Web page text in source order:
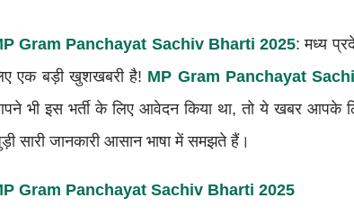
Gram Panchayat Sachiv Bharti 2025: मध्य
एक बड़ी खुशखबरी है! MP Gram Panchayat
भी इस भर्ती के लिए आवेदन किया था, तो ये खबर आपके
सारी जानकारी आसान भाषा में समझते हैं।
Gram Panchayat Sachiv Bharti 2025